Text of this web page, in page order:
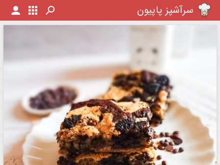
سرآشپز پاپیون